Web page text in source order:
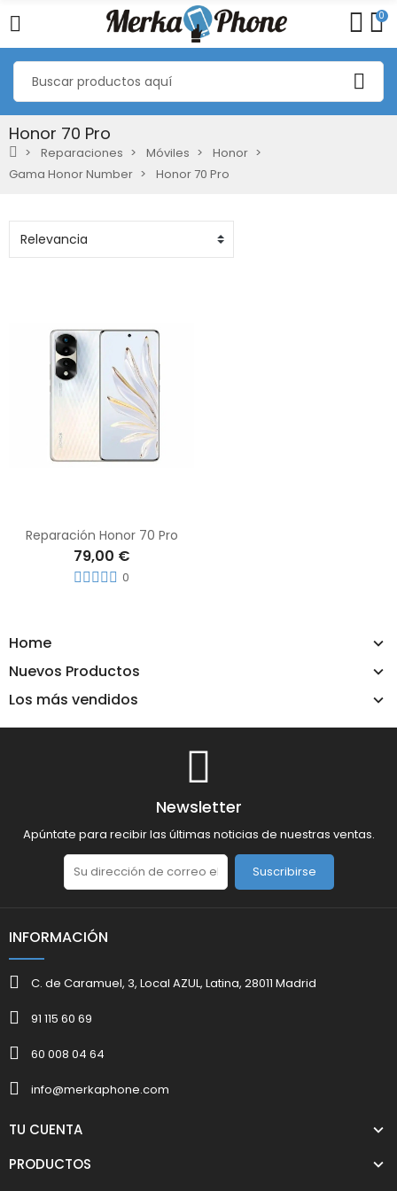
0
Honor 70 Pro
Reparaciones Móviles
Honor
Gama Honor Number
Honor 70 Pro
Home
Nuevos Productos
Los más vendidos
Reparación Honor 70 Pro
79,00 €
0
Newsletter
Apúntate para recibir las últimas noticias de nuestras ventas.
Suscribirse
INFORMACIÓN
C. de Caramuel, 3, Local AZUL, Latina, 28011 Madrid
91 115 60 69
60 008 04 64
info@merkaphone.com
TU CUENTA
PRODUCTOS